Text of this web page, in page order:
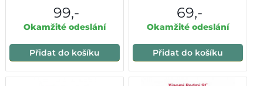
99,-
Okamžité odeslání
Přidat do košíku
69,-
Okamžité odeslání
Přidat do košíku